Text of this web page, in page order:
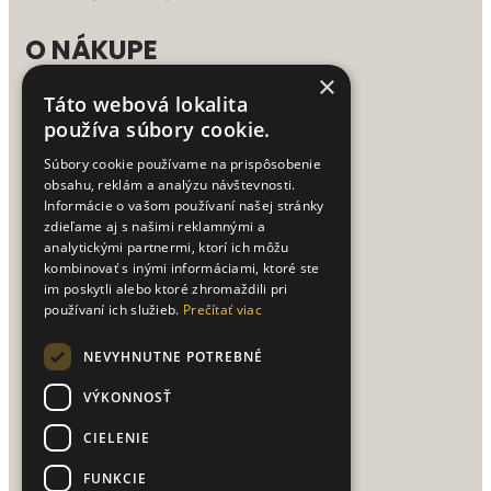
O NÁKUPE
Doprava a platba
Obchodné podmienky
Ako nakupovať
Reklamačný poriadok
Vrátenie tovaru
Spracovanie osobných údajov
UŽITOČNÉ TIPY
Texty na vianočné priania
PRE ZÁKAZNÍKOV
Môj účet
×
Táto webová lokalita
používa súbory cookie.
Súbory cookie používame na prispôsobenie
obsahu, reklám a analýzu návštevnosti.
Informácie o vašom používaní našej stránky
zdieľame aj s našimi reklamnými a
analytickými partnermi, ktorí ich môžu
kombinovať s inými informáciami, ktoré ste
im poskytli alebo ktoré zhromaždili pri
používaní ich služieb. Prečítať viac
NEVYHNUTNE POTREBNÉ
VÝKONNOSŤ
CIELENIE
FUNKCIE